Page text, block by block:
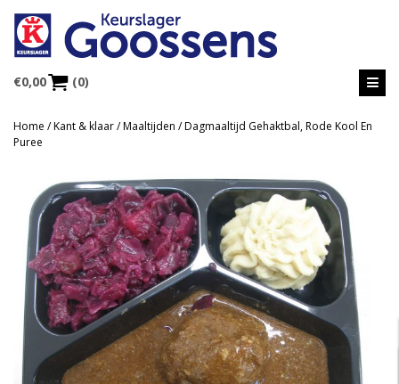
€0,00 (0)
Home /Kant & klaar/Maaltijden / Dagmaaltijd Gehaktbal, Rode Kool En
Puree